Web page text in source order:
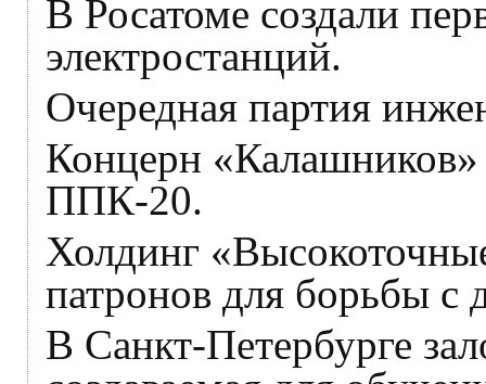
В Росатоме создали
электростанций.
Очередная партия
Концерн «Калашников»
ППК-20.
Холдинг
патронов для борьбы с
В Санкт-Петербурге